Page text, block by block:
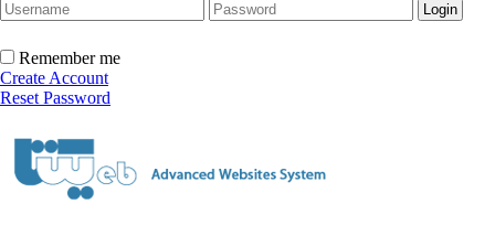
Remember me
Create Account
Reset Password